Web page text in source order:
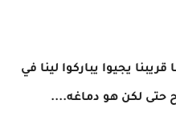
يجيوا يباركوا لينا في
حتى لكن هو دماغه....